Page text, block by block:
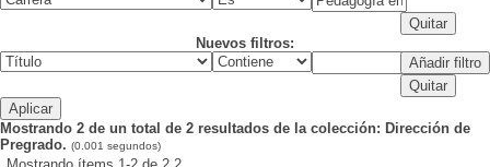
Nuevos filtros:
Mostrando 2 de un total de 2 resultados de la colección: Dirección de
Pregrado. (0.001 segundos)